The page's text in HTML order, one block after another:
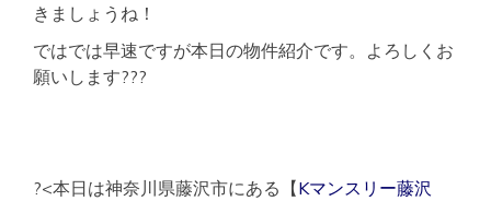
きましょうね！
ではでは早速ですが本日の物件紹介です。よろしくお
願いします???
?<本日は神奈川県藤沢市にある【Kマンスリー藤沢